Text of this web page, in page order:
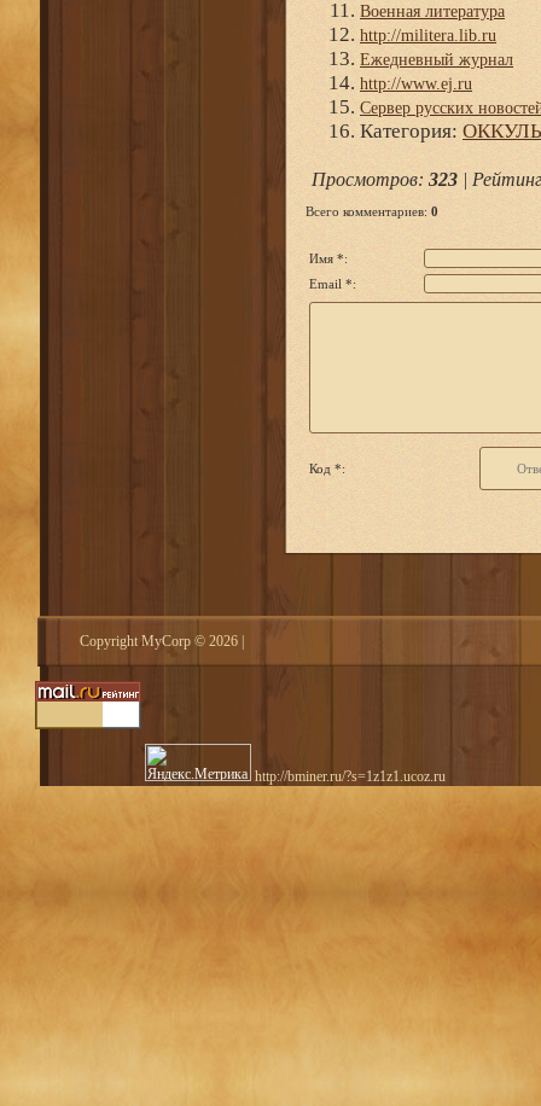
Военная литература
http://militera.lib.ru
Ежедневный журнал
http://www.ej.ru
Сервер русских
Категория:
Просмотров: 323 | Рейтинг
Всего комментариев: 0
Имя *:
Email *:
Код *:
Copyright MyCorp © 2026
http://bminer.ru/?s=1z1z1.ucoz.ru